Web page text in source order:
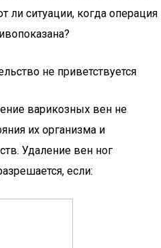
ли ситуации, когда операция
не приветствуется
варикозных вен не
их организма и
Удаление вен ног
если: